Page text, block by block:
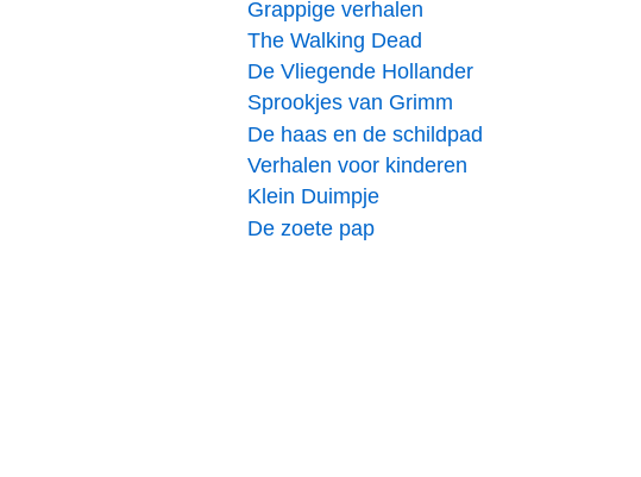
Grappige verhalen
The Walking Dead
De Vliegende Hollander
Sprookjes van Grimm
De haas en de schildpad
Verhalen voor kinderen
Klein Duimpje
De zoete pap